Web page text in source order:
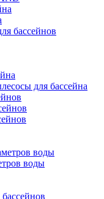
бассейнов
для бассейна
воды